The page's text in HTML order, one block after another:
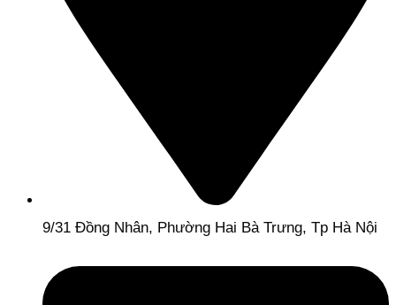
9/31 Đồng Nhân, Phường Hai Bà Trưng, Tp Hà Nội